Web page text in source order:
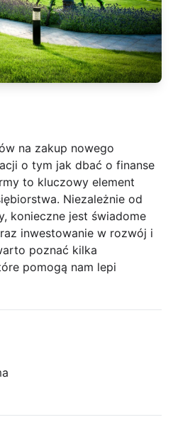
na zakup nowego
o tym jak dbać o finanse
to kluczowy element
Niezależnie od
konieczne jest świadome
inwestowanie w rozwój i
poznać kilka
pomogą nam lepi